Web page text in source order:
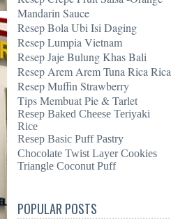
Mandarin Sauce
Resep Bola Ubi Isi Daging
Resep Lumpia Vietnam
Resep Jaje Bulung Khas Bali
Resep Arem Arem Tuna Rica Rica
Resep Muffin Strawberry
Tips Membuat Pie & Tarlet
Resep Baked Cheese Teriyaki
Rice
Resep Basic Puff Pastry
Chocolate Twist Layer Cookies
Triangle Coconut Puff
POPULAR POSTS